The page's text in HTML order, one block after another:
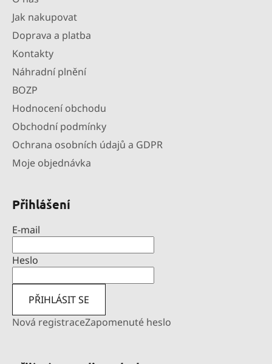
Jak nakupovat
Doprava a platba
Kontakty
Náhradní plnění
BOZP
Hodnocení obchodu
Obchodní podmínky
Ochrana osobních údajů a GDPR
Moje objednávka
Přihlášení
E-mail
Heslo
PŘIHLÁSIT SE
Nová registraceZapomenuté heslo